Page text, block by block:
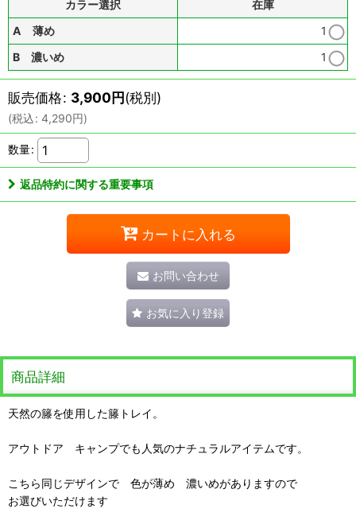
カラー選択
在庫
A 薄め
1
B 濃いめ
1
販売価格: 3,900円(税別)
(税込: 4,290円)
数量:
返品特約に関する重要事項
カートに入れる
お問い合わせ
お気に入り登録
商品詳細
天然の籐を使用した籐トレイ。
アウトドア キャンプでも人気のナチュラルアイテムです。
こちら同じデザインで 色が薄め 濃いめがありますので
お選びいただけます